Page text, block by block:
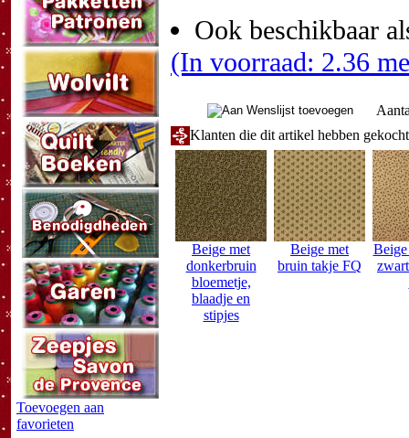
Toevoegen aan
favorieten
Ook beschikbaar
(In voorraad: 2.36
Klanten die dit artikel hebben
Beige met
donkerbruin
bloemetje,
blaadje en
stipjes
Beige met
bruin takje FQ